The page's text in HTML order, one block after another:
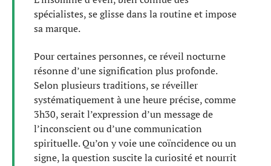
spécialistes, se glisse dans la routine et impose
sa marque.
Pour certaines personnes, ce réveil nocturne
résonne d’une signification plus profonde.
Selon plusieurs traditions, se réveiller
systématiquement à une heure précise, comme
3h30, serait l’expression d’un message de
l’inconscient ou d’une communication
spirituelle. Qu’on y voie une coïncidence ou un
signe, la question suscite la curiosité et nourrit